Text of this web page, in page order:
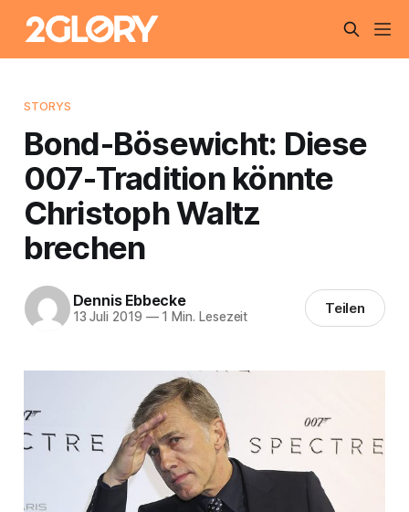
STORYS
Bond-Bösewicht: Diese
007-Tradition könnte
Christoph Waltz
brechen
Dennis Ebbecke
13 Juli 2019 —1 Min. Lesezeit Teilen